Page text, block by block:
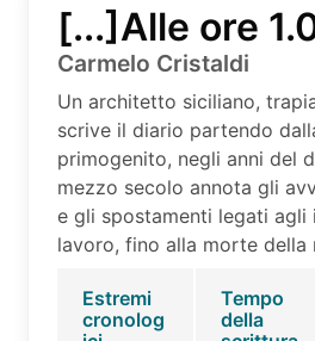
[...]Alle ore
Carmelo Cristaldi
Un architetto siciliano,
scrive il diario partendo
primogenito, negli anni del
mezzo secolo annota gli
e gli spostamenti legati agli
lavoro, fino alla morte della
Estremi
cronolog
Tempo
della